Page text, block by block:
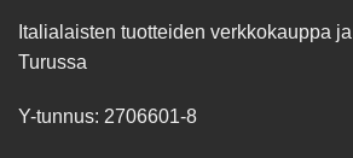
Italialaisten tuotteiden verkkokauppa
Turussa
Y-tunnus: 2706601-8